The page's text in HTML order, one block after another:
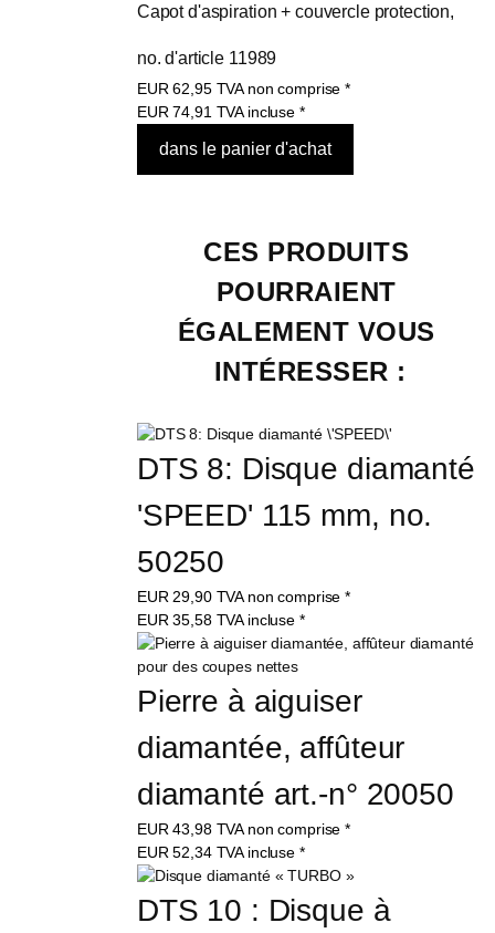
Capot d'aspiration + couvercle protection,
no. d'article 11989
EUR62,95 TVA non comprise *
EUR74,91 TVA incluse *
CES PRODUITS
POURRAIENT
ÉGALEMENT VOUS
INTÉRESSER :
DTS 8: Disque diamanté
'SPEED' 115 mm, no.
50250
EUR 29,90 TVA non comprise *
EUR35,58 TVA incluse *
Pierre à aiguiser
diamantée, affûteur
diamanté art.-n° 20050
EUR43,98 TVA non comprise *
EUR52,34 TVA incluse *
DTS 10 : Disque à